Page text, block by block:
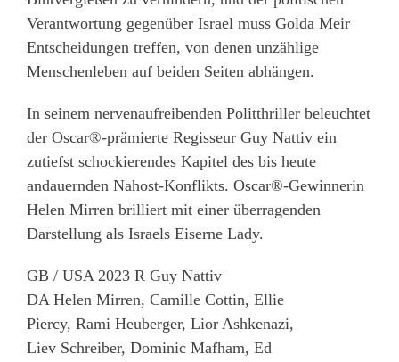
Verantwortung gegenüber Israel muss Golda Meir
Entscheidungen treffen, von denen unzählige
Menschenleben auf beiden Seiten abhängen.
In seinem nervenaufreibenden Politthriller beleuchtet
der Oscar®-prämierte Regisseur Guy Nattiv ein
zutiefst schockierendes Kapitel des bis heute
andauernden Nahost-Konflikts. Oscar®-Gewinnerin
Helen Mirren brilliert mit einer überragenden
Darstellung als Israels Eiserne Lady.
GB / USA 2023 R Guy Nattiv
DA Helen Mirren, Camille Cottin, Ellie
Piercy, Rami Heuberger, Lior Ashkenazi,
Liev Schreiber, Dominic Mafham, Ed